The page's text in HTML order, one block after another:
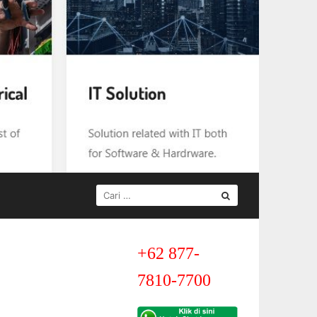
CARI
UNTUK:
+62 877-
7810-7700